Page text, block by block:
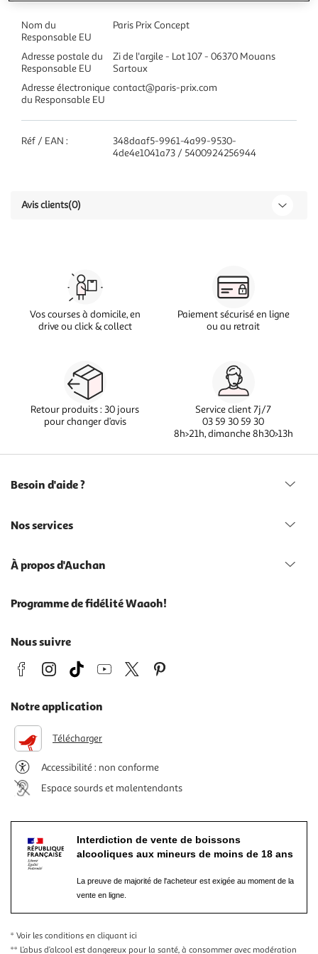
Nom du
Responsable EU
Paris Prix Concept
Adresse postale du
Responsable EU
Zi de l'argile - Lot 107 - 06370 Mouans
Sartoux
Adresse électronique
du Responsable EU
contact@paris-prix.com
Réf / EAN :
348daaf5-9961-4a99-9530-
4de4e1041a73 / 5400924256944
Avis clients(0)
Vos courses à domicile, en
drive ou click & collect
Paiement sécurisé en ligne
ou au retrait
Retour produits : 30 jours
pour changer d’avis
Service client 7j/7
03 59 30 59 30
8h>21h, dimanche 8h30>13h
Besoin d'aide ?
Nos services
À propos d'Auchan
Programme de fidélité Waaoh!
Nous suivre
Notre application
Télécharger
Accessibilité : non conforme
Espace sourds et malentendants
Interdiction de vente de boissons
alcooliques aux mineurs de moins de 18 ans
La preuve de majorité de l'acheteur est exigée au moment de la
vente en ligne.
* Voir les conditions en cliquant ici
** L’abus d’alcool est dangereux pour la santé, à consommer avec modération